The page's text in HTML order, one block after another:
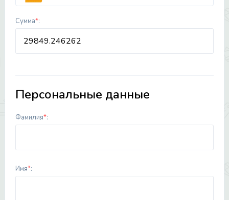
Сумма*:
Персональные данные
Фамилия*:
Имя*: